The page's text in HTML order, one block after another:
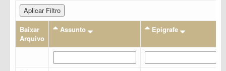
Aplicar Filtro
Baixar
Arquivo
Assunto Epigrafe